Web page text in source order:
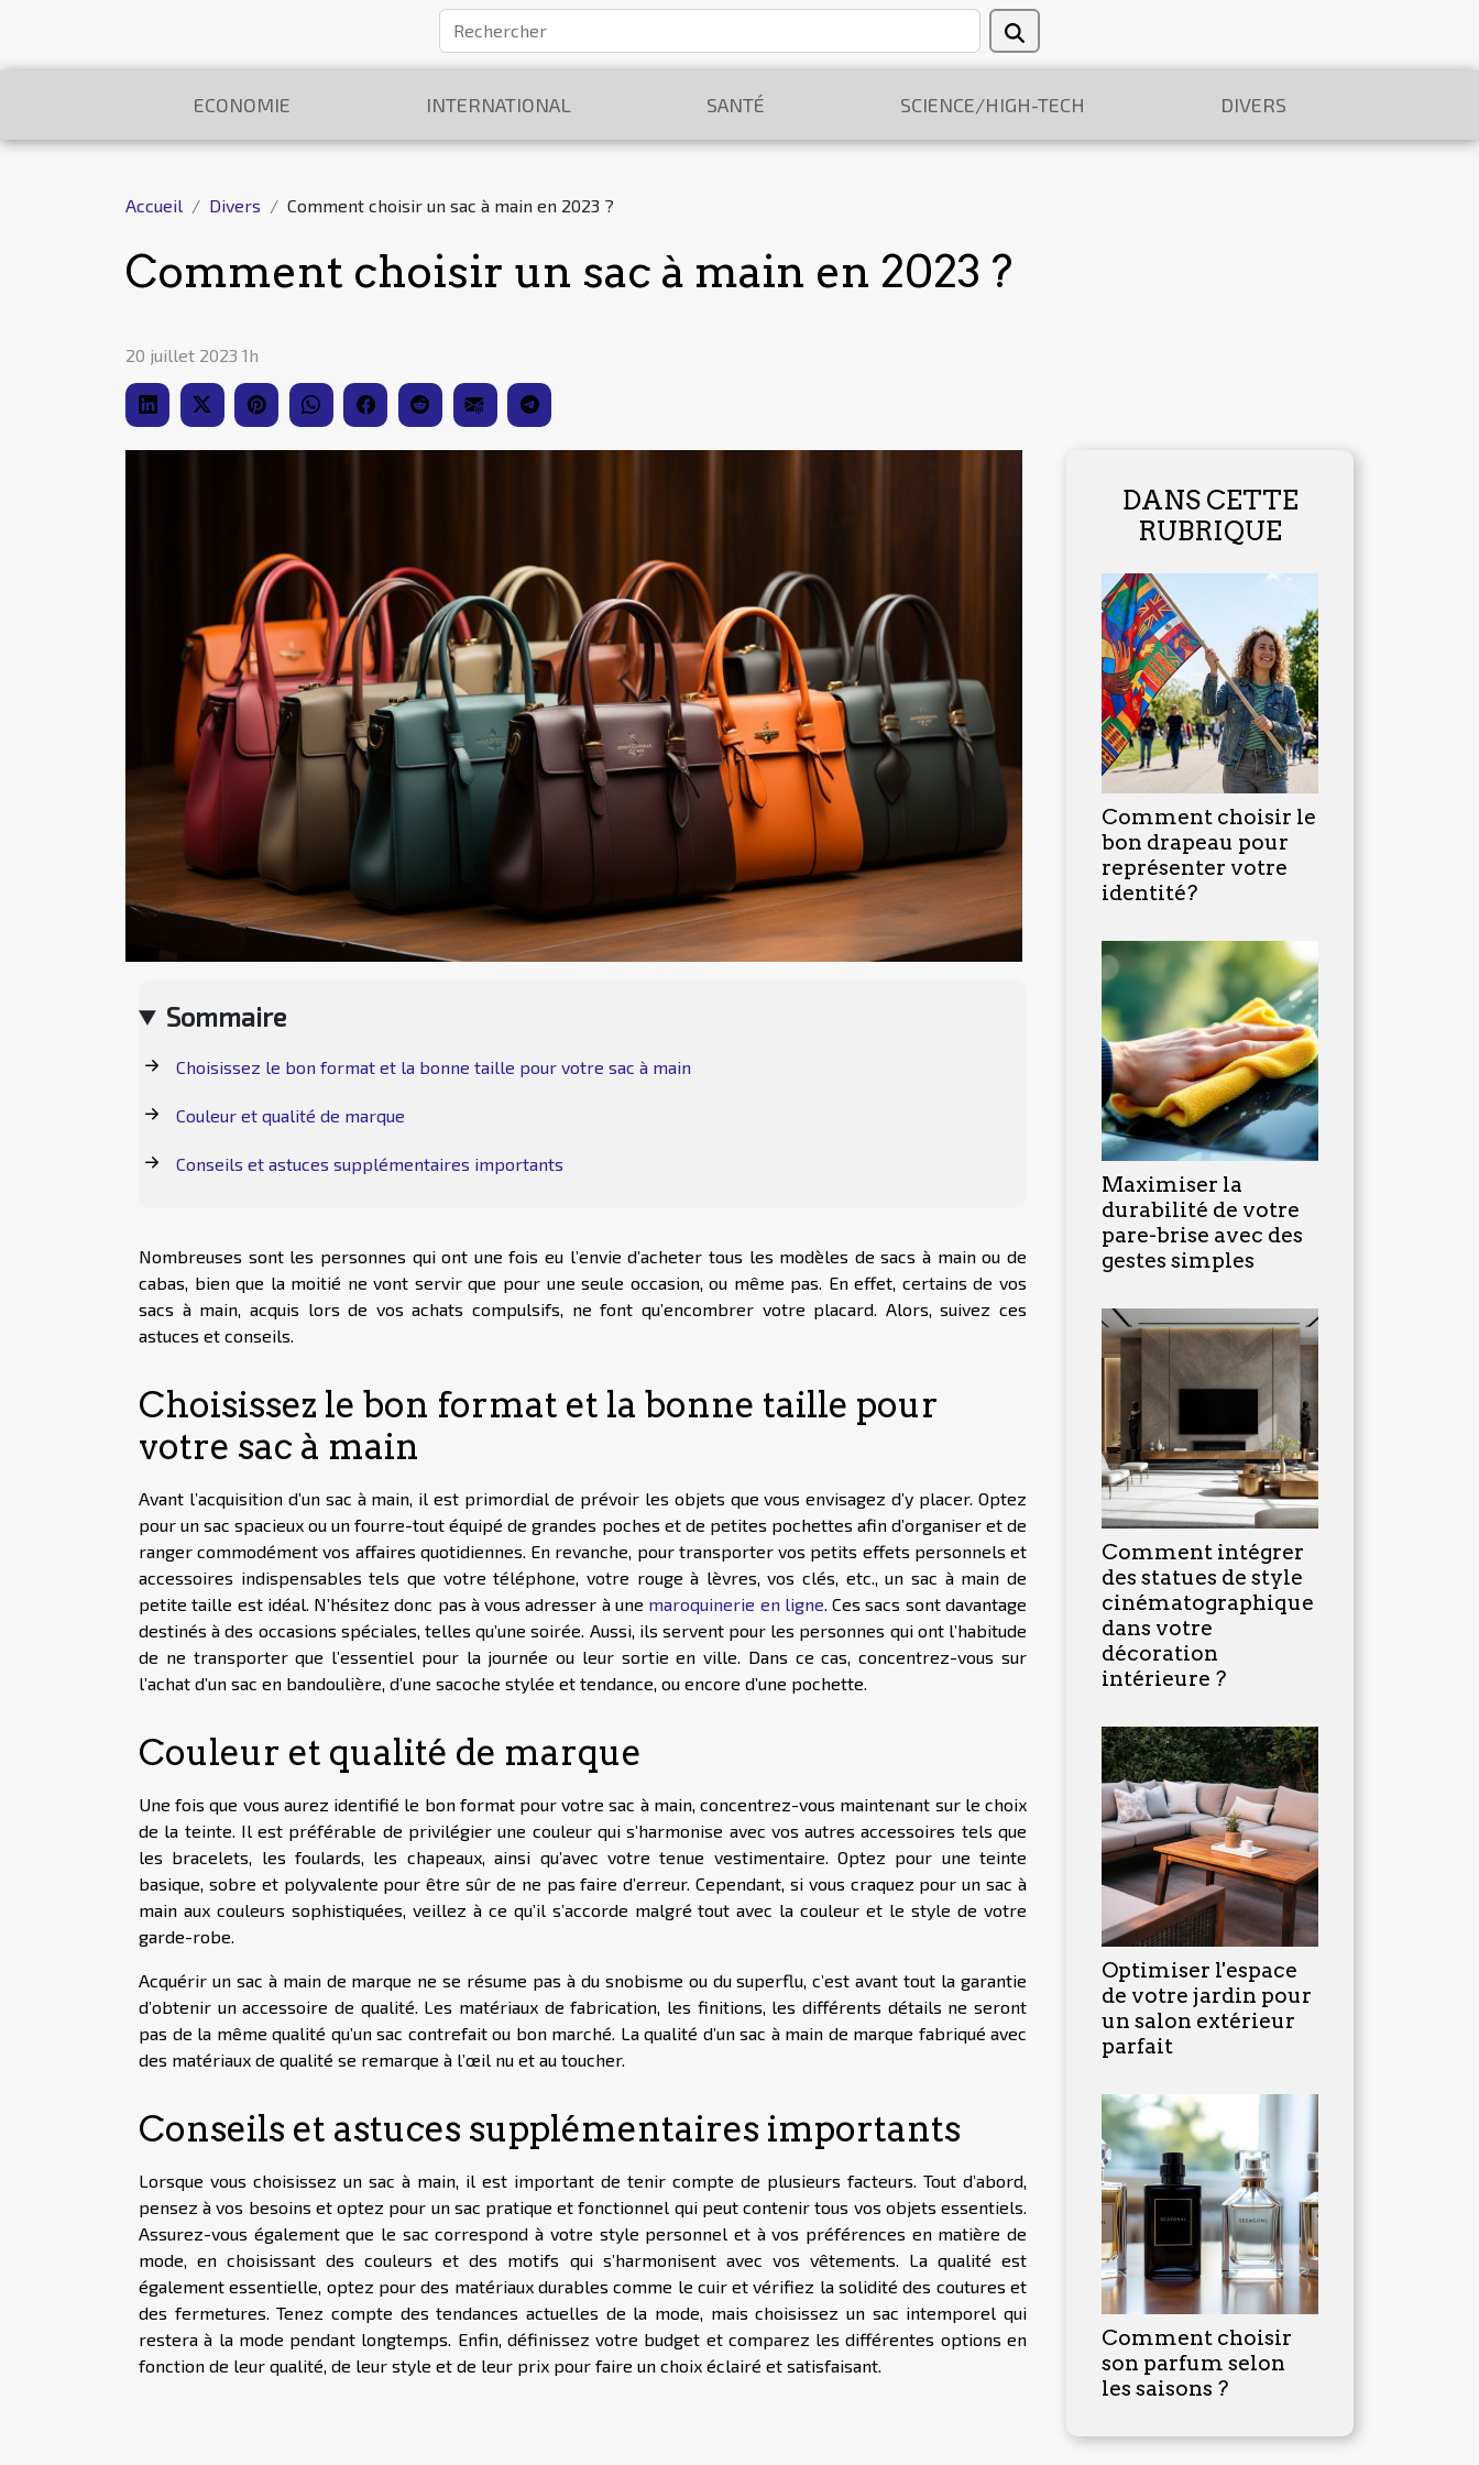
ECONOMIE INTERNATIONAL SANTÉ SCIENCE/HIGH-TECH DIVERS
Accueil Divers Comment choisir un sac à main en 2023 ?
Comment choisir un sac à main en 2023 ?
20 juillet 2023 1h
Sommaire
Choisissez le bon format et la bonne taille pour votre sac à main
Couleur et qualité de marque
Conseils et astuces supplémentaires importants
Nombreuses sont les personnes qui ont une fois eu l’envie d’acheter tous les modèles de sacs à main ou de
cabas, bien que la moitié ne vont servir que pour une seule occasion, ou même pas. En effet, certains de vos
sacs à main, acquis lors de vos achats compulsifs, ne font qu’encombrer votre placard. Alors, suivez ces
astuces et conseils.
Choisissez le bon format et la bonne taille pour
votre sac à main
Avant l’acquisition d’un sac à main, il est primordial de prévoir les objets que vous envisagez d’y placer. Optez
pour un sac spacieux ou un fourre-tout équipé de grandes poches et de petites pochettes afin d’organiser et de
ranger commodément vos affaires quotidiennes. En revanche, pour transporter vos petits effets personnels et
accessoires indispensables tels que votre téléphone, votre rouge à lèvres, vos clés, etc., un sac à main de
petite taille est idéal. N’hésitez donc pas à vous adresser à une maroquinerie en ligne. Ces sacs sont davantage
destinés à des occasions spéciales, telles qu’une soirée. Aussi, ils servent pour les personnes qui ont l’habitude
de ne transporter que l’essentiel pour la journée ou leur sortie en ville. Dans ce cas, concentrez-vous sur
l’achat d’un sac en bandoulière, d’une sacoche stylée et tendance, ou encore d’une pochette.
Couleur et qualité de marque
Une fois que vous aurez identifié le bon format pour votre sac à main, concentrez-vous maintenant sur le choix
de la teinte. Il est préférable de privilégier une couleur qui s’harmonise avec vos autres accessoires tels que
les bracelets, les foulards, les chapeaux, ainsi qu’avec votre tenue vestimentaire. Optez pour une teinte
basique, sobre et polyvalente pour être sûr de ne pas faire d’erreur. Cependant, si vous craquez pour un sac à
main aux couleurs sophistiquées, veillez à ce qu’il s’accorde malgré tout avec la couleur et le style de votre
garde-robe.
Acquérir un sac à main de marque ne se résume pas à du snobisme ou du superflu, c’est avant tout la garantie
d’obtenir un accessoire de qualité. Les matériaux de fabrication, les finitions, les différents détails ne seront
pas de la même qualité qu’un sac contrefait ou bon marché. La qualité d’un sac à main de marque fabriqué avec
des matériaux de qualité se remarque à l’œil nu et au toucher.
Conseils et astuces supplémentaires importants
Lorsque vous choisissez un sac à main, il est important de tenir compte de plusieurs facteurs. Tout d’abord,
pensez à vos besoins et optez pour un sac pratique et fonctionnel qui peut contenir tous vos objets essentiels.
Assurez-vous également que le sac correspond à votre style personnel et à vos préférences en matière de
mode, en choisissant des couleurs et des motifs qui s’harmonisent avec vos vêtements. La qualité est
également essentielle, optez pour des matériaux durables comme le cuir et vérifiez la solidité des coutures et
des fermetures. Tenez compte des tendances actuelles de la mode, mais choisissez un sac intemporel qui
restera à la mode pendant longtemps. Enfin, définissez votre budget et comparez les différentes options en
fonction de leur qualité, de leur style et de leur prix pour faire un choix éclairé et satisfaisant.
DANS CETTE
RUBRIQUE
Comment choisir le
bon drapeau pour
représenter votre
identité?
Maximiser la
durabilité de votre
pare-brise avec des
gestes simples
Comment intégrer
des statues de style
cinématographique
dans votre
décoration
intérieure ?
Optimiser l'espace
de votre jardin pour
un salon extérieur
parfait
Comment choisir
son parfum selon
les saisons ?